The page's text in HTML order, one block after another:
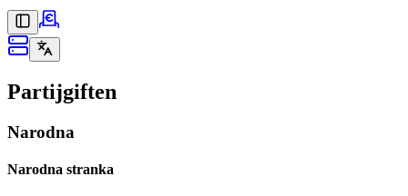
Partijgiften
Narodna
Narodna stranka